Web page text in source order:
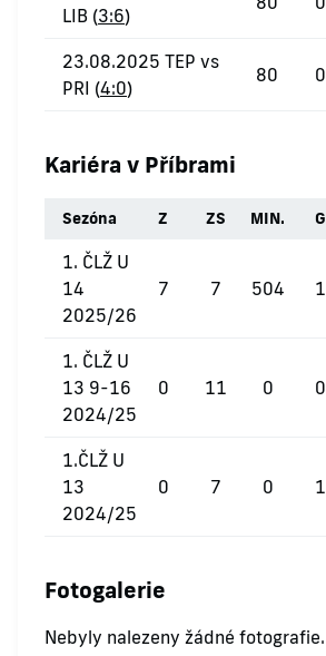
LIB (3:6)
23.08.2025 TEP vs
PRI (4:0)
80 0
Kariéra v Příbrami
Sezóna Z ZS MIN. G
1. ČLŽ U
14
2025/26
7 7 504 1
1. ČLŽ U
13 9-16
2024/25
0 11 0 0
1.ČLŽ U
13
2024/25
0 7 0 1
Fotogalerie
Nebyly nalezeny žádné fotografie.